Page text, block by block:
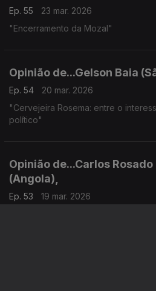
Ep. 55
23 mar. 2026
"Encerramento da Mozal"
Opinião de...Gelson Baia
Ep. 54
20 mar. 2026
"Cervejeira Rosema: entre o
político"
Opinião de...Carlos
(Angola),
Ep. 53
19 mar. 2026